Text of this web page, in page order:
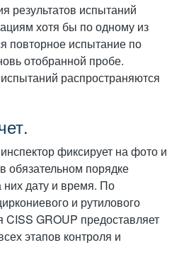
результатов испытаний
хотя бы по одному из
повторное испытание по
отобранной пробе.
распространяются
фиксирует на фото и
обязательном порядке
них дату и время. По
и рутилового
CISS GROUP предоставляет
этапов контроля и